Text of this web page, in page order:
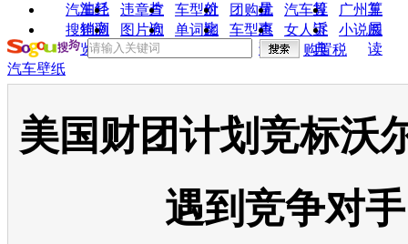
油耗
片
价
量
算
算
汽车经
销商
违章查
询
车型对
比
团购优
惠
汽车投
诉
广州车
展
搜狗浏
览器
图片欣
赏
单词翻
车型查
询
女人宝
典
小说阅
读
购置税
汽车壁纸
美国财团计划竞标沃
遇到竞争对手